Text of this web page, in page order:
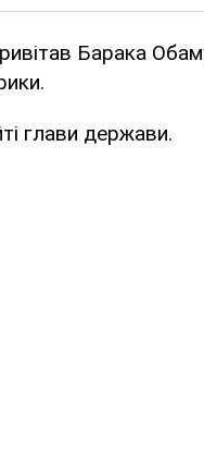
Барака
глави держави.